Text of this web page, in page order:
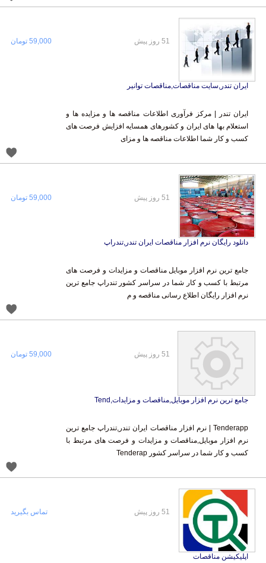
ایران تندر,سایت مناقصات,مناقصات توانیر
ایران تندر | مرکز فرآوری اطلاعات مناقصه ها و مزایده ها و
استعلام بها های ایران و کشورهای همسایه افزایش فرصت های
کسب و کار شما اطلاعات مناقصه ها و مزای
51 روز پیش 59,000 تومان
دانلود رایگان نرم افزار مناقصات ایران تندر,تندراپ
جامع ترین نرم افزار موبایل مناقصات و مزایدات و فرصت های
مرتبط با کسب و کار شما در سراسر کشور تندراپ جامع ترین
نرم افزار رایگان اطلاع رسانی مناقصه و م
51 روز پیش 59,000 تومان
جامع ترین نرم افزار موبایل,مناقصات و مزایدات,Tend
Tenderapp | نرم افزار مناقصات ایران تندر,تندراپ جامع ترین
نرم افزار موبایل,مناقصات و مزایدات و فرصت های مرتبط با
کسب و کار شما در سراسر کشور Tenderap
51 روز پیش 59,000 تومان
اپلیکیشن مناقصات
51 روز پیش تماس بگیرید